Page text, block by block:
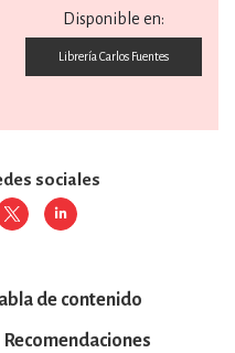
Disponible en:
Librería Carlos Fuentes
sociales
de contenido
Recomendaciones